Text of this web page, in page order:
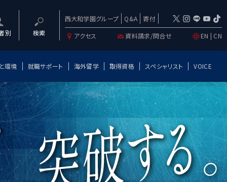
別 検索
西大和学園グループ Q&A
寄付
アクセス
資料請求/問合せ EN | CN
環境 就職サポート 海外留学 取得資格 スペシャリスト VOICE